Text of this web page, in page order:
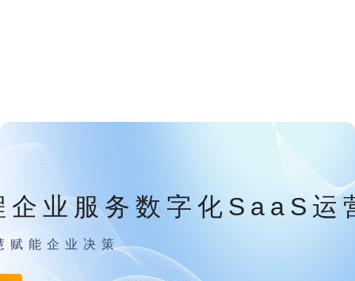
企业服务数字化SaaS运
赋能企业决策